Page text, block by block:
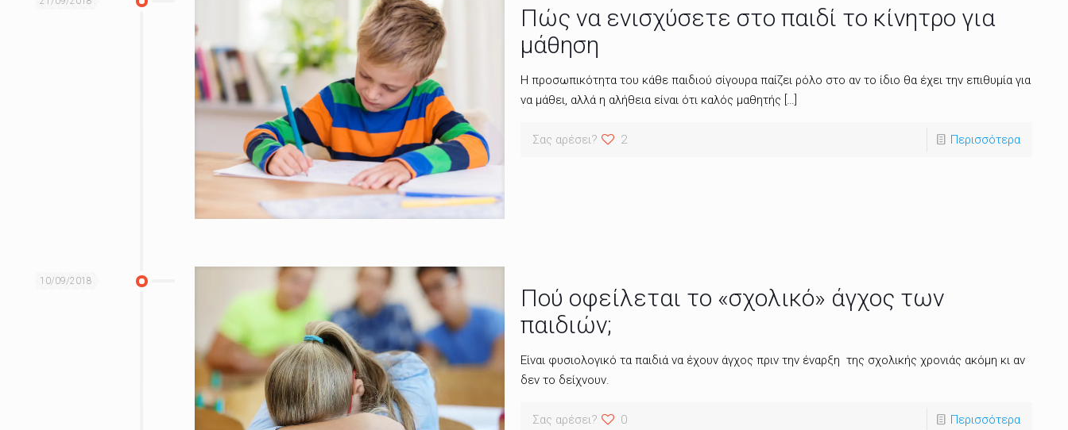
Πώς να ενισχύσετε στο παιδί το κίνητρο για
μάθηση
Η προσωπικότητα του κάθε παιδιού σίγουρα παίζει ρόλο στο αν το ίδιο θα έχει την επιθυμία για
να μάθει, αλλά η αλήθεια είναι ότι καλός μαθητής […]
Σας αρέσει? 2 Περισσότερα
10/09/2018
Πού οφείλεται το «σχολικό» άγχος των
παιδιών;
Είναι φυσιολογικό τα παιδιά να έχουν άγχος πριν την έναρξη της σχολικής χρονιάς ακόμη κι αν
δεν το δείχνουν.
Σας αρέσει? 0 Περισσότερα